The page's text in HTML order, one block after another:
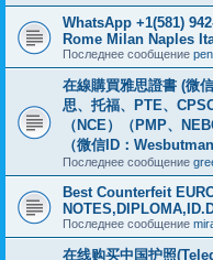
WhatsApp +1(581)
Rome Milan Naples
Последнее сообщение
在線購買雅思證書 (微
思、托福、PTE、
（NCE）（PMP、
（微信ID：
Последнее сообщение
Best Counterfeit
Последнее сообщение
在线购买中国护照